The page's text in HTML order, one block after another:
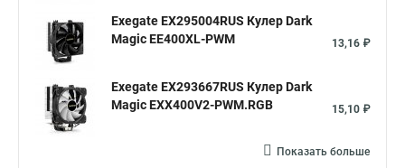
Exegate EX295004RUS Кулер Dark
Magic EE400XL-PWM
13,16 ₽
Exegate EX293667RUS Кулер Dark
Magic EXX400V2-PWM.RGB
15,10 ₽
Показать больше